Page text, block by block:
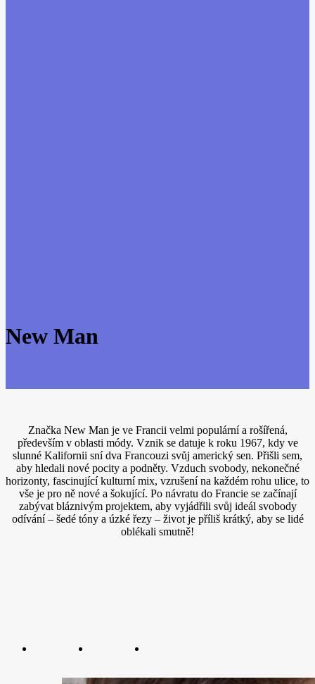
New Man
Značka New Man je ve Francii velmi populární a rošířená,
především v oblasti módy. Vznik se datuje k roku 1967, kdy ve
slunné Kalifornii sní dva Francouzi svůj americký sen. Přišli sem,
aby hledali nové pocity a podněty. Vzduch svobody, nekonečné
horizonty, fascinující kulturní mix, vzrušení na každém rohu ulice, to
vše je pro ně nové a šokující. Po návratu do Francie se začínají
zabývat bláznivým projektem, aby vyjádřili svůj ideál svobody
odívání – šedé tóny a úzké řezy – život je příliš krátký, aby se lidé
oblékali smutně!